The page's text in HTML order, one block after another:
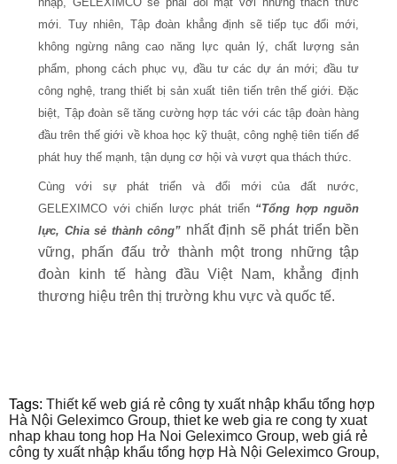
mới. Tuy nhiên, Tập đoàn khẳng định sẽ tiếp tục đổi mới,
không ngừng nâng cao năng lực quản lý, chất lượng sản
phẩm, phong cách phục vụ, đầu tư các dự án mới; đầu tư
công nghệ, trang thiết bị sản xuất tiên tiến trên thế giới. Đặc
biệt, Tập đoàn sẽ tăng cường hợp tác với các tập đoàn hàng
đầu trên thế giới về khoa học kỹ thuật, công nghệ tiên tiến để
phát huy thế mạnh, tận dụng cơ hội và vượt qua thách thức.
Cùng với sự phát triển và đổi mới của đất nước,
GELEXIMCO với chiến lược phát triển “Tổng hợp nguồn
lực, Chia sẻ thành công” nhất định sẽ phát triển bền
vững, phấn đấu trở thành một trong những tập
đoàn kinh tế hàng đầu Việt Nam, khẳng định
thương hiệu trên thị trường khu vực và quốc tế.
Tags: Thiết kế web giá rẻ công ty xuất nhập khẩu tổng hợp
Hà Nội Geleximco Group, thiet ke web gia re cong ty xuat
nhap khau tong hop Ha Noi Geleximco Group, web giá rẻ
công ty xuất nhập khẩu tổng hợp Hà Nội Geleximco Group,